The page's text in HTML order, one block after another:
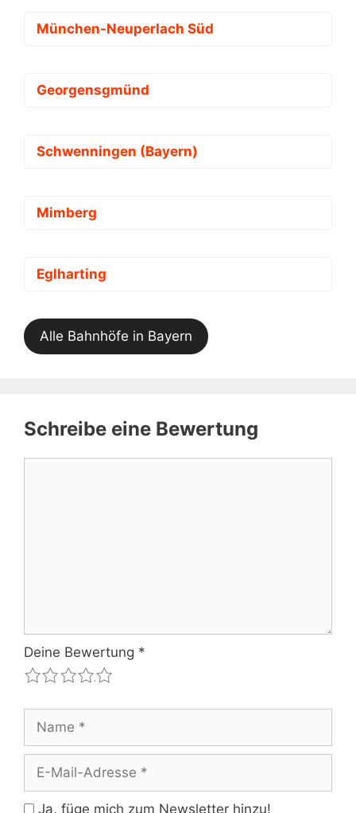
München-Neuperlach Süd
Georgensgmünd
Schwenningen (Bayern)
Mimberg
Eglharting
Alle Bahnhöfe in Bayern
Schreibe eine Bewertung
Deine Bewertung *
4
3
2
1
Name
Adresse
Ja, füge mich zum Newsletter hinzu!